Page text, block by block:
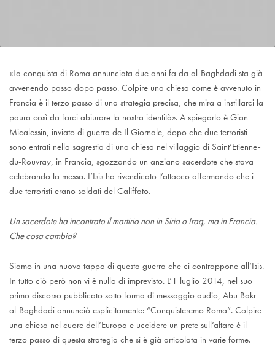
«La conquista di Roma annunciata due anni fa da al-Baghdadi sta già
avvenendo passo dopo passo. Colpire una chiesa come è avvenuto in
Francia è il terzo passo di una strategia precisa, che mira a instillarci la
paura così da farci abiurare la nostra identità». A spiegarlo è Gian
Micalessin, inviato di guerra de Il Giornale, dopo che due terroristi
sono entrati nella sagrestia di una chiesa nel villaggio di Saint’Etienne-
du-Rouvray, in Francia, sgozzando un anziano sacerdote che stava
celebrando la messa. L’Isis ha rivendicato l’attacco affermando che i
due terroristi erano soldati del Califfato.
Un sacerdote ha incontrato il martirio non in Siria o Iraq, ma in Francia.
Che cosa cambia?
Siamo in una nuova tappa di questa guerra che ci contrappone all’Isis.
In tutto ciò però non vi è nulla di imprevisto. L’1 luglio 2014, nel suo
primo discorso pubblicato sotto forma di messaggio audio, Abu Bakr
al-Baghdadi annunciò esplicitamente: “Conquisteremo Roma”. Colpire
una chiesa nel cuore dell’Europa e uccidere un prete sull’altare è il
terzo passo di questa strategia che si è già articolata in varie forme.